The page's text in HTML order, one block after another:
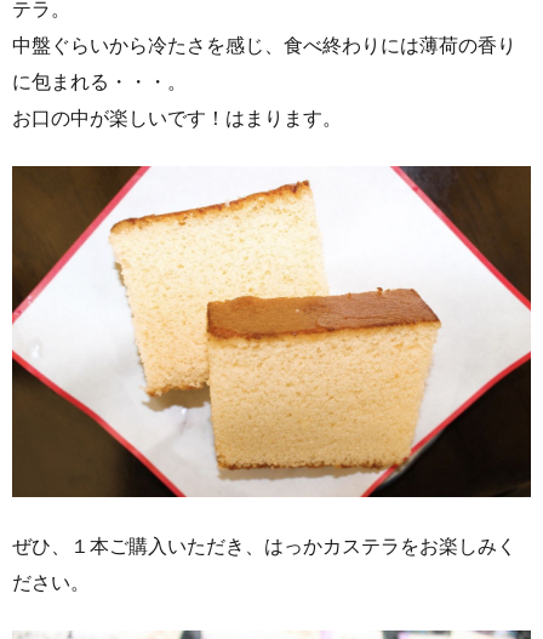
テラ。
中盤ぐらいから冷たさを感じ、食べ終わりには薄荷の香り
に包まれる・・・。
お口の中が楽しいです！はまります。
ぜひ、１本ご購入いただき、はっかカステラをお楽しみく
ださい。